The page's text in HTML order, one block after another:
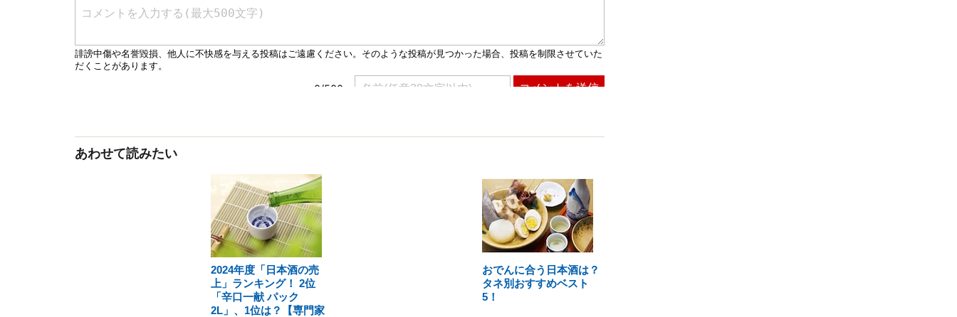
あわせて読みたい
2024年度「日本酒の売
上」ランキング！ 2位
「辛口一献 パック
2L」、1位は？【専門家
おでんに合う日本酒は？
タネ別おすすめベスト
5！